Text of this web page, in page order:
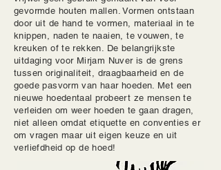
gevormde houten mallen. Vormen ontstaan
door uit de hand te vormen, materiaal in te
knippen, naden te naaien, te vouwen, te
kreuken of te rekken. De belangrijkste
uitdaging voor Mirjam Nuver is de grens
tussen originaliteit, draagbaarheid en de
goede pasvorm van haar hoeden. Met een
nieuwe hoedentaal probeert ze mensen te
verleiden om weer hoeden te gaan dragen,
niet alleen omdat etiquette en conventies er
om vragen maar uit eigen keuze en uit
verliefdheid op de hoed!